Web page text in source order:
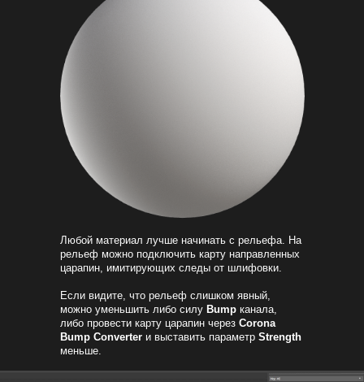
Любой материал лучше начинать с рельефа. На
рельеф можно подключить карту направленных
царапин, имитирующих следы от шлифовки.
Если видите, что рельеф слишком явный,
можно уменьшить либо силу Bump канала,
либо провести карту царапин через Corona
Bump Converter и выставить параметр Strength
меньше.